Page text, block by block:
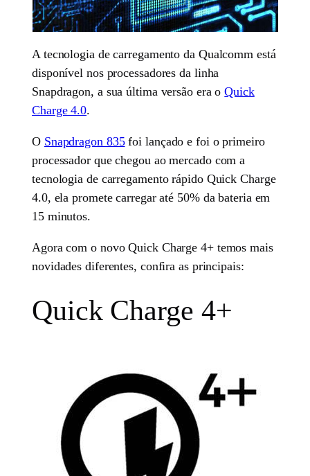
A tecnologia de carregamento da Qualcomm está
disponível nos processadores da linha
Snapdragon, a sua última versão era oQuick
Charge 4.0.
O Snapdragon 835foi lançado e foi o primeiro
processador que chegou ao mercado com a
tecnologia de carregamento rápido Quick Charge
4.0, ela promete carregar até 50% da bateria em
15 minutos.
Agora com o novo Quick Charge 4+ temos mais
novidades diferentes, confira as principais:
Quick Charge 4+